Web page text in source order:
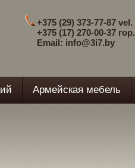
+375 (29) 373-77-87 vel.
+375 (17) 270-00-37 гор.
Email: info@3i7.by
Армейская мебель